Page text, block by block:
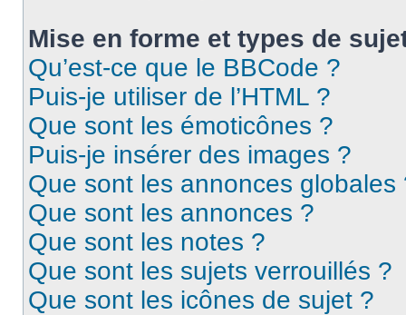
Mise en forme et types de
Qu’est-ce que le BBCode ?
Puis-je utiliser de l’HTML ?
Que sont les émoticônes ?
Puis-je insérer des images ?
Que sont les annonces globales
Que sont les annonces ?
Que sont les notes ?
Que sont les sujets verrouillés ?
Que sont les icônes de sujet ?